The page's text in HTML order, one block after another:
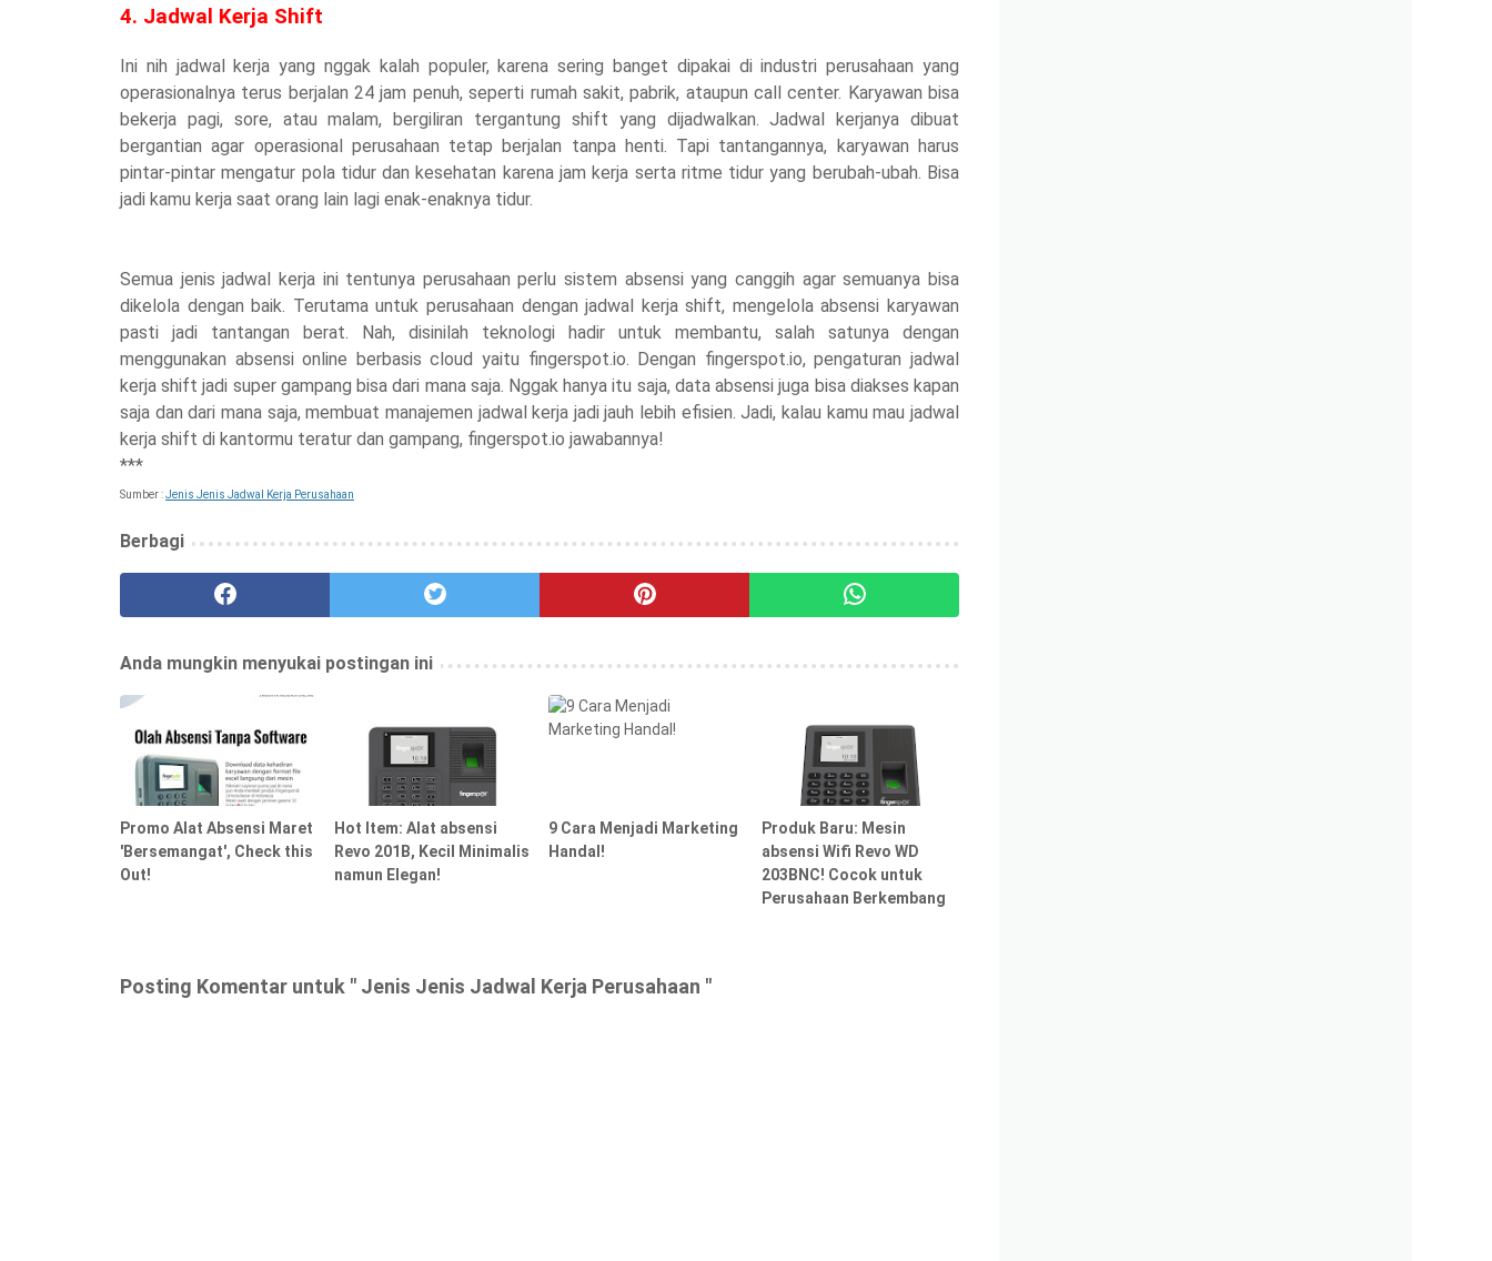
4. Jadwal Kerja Shift
Ini nih jadwal kerja yang nggak kalah populer, karena sering banget dipakai di industri perusahaan yang
operasionalnya terus berjalan 24 jam penuh, seperti rumah sakit, pabrik, ataupun call center. Karyawan bisa
bekerja pagi, sore, atau malam, bergiliran tergantung shift yang dijadwalkan. Jadwal kerjanya dibuat
bergantian agar operasional perusahaan tetap berjalan tanpa henti. Tapi tantangannya, karyawan harus
pintar-pintar mengatur pola tidur dan kesehatan karena jam kerja serta ritme tidur yang berubah-ubah. Bisa
jadi kamu kerja saat orang lain lagi enak-enaknya tidur.
Semua jenis jadwal kerja ini tentunya perusahaan perlu sistem absensi yang canggih agar semuanya bisa
dikelola dengan baik. Terutama untuk perusahaan dengan jadwal kerja shift, mengelola absensi karyawan
pasti jadi tantangan berat. Nah, disinilah teknologi hadir untuk membantu, salah satunya dengan
menggunakan absensi online berbasis cloud yaitu fingerspot.io. Dengan fingerspot.io, pengaturan jadwal
kerja shift jadi super gampang bisa dari mana saja. Nggak hanya itu saja, data absensi juga bisa diakses kapan
saja dan dari mana saja, membuat manajemen jadwal kerja jadi jauh lebih efisien. Jadi, kalau kamu mau jadwal
kerja shift di kantormu teratur dan gampang, fingerspot.io jawabannya!
***
Sumber :Jenis Jenis Jadwal Kerja Perusahaan
Berbagi
Anda mungkin menyukai postingan ini
Promo Alat Absensi Maret
'Bersemangat', Check this
Out!
Hot Item: Alat absensi
Revo 201B, Kecil Minimalis
namun Elegan!
9 Cara Menjadi Marketing
Handal!
Produk Baru: Mesin
absensi Wifi Revo WD
203BNC! Cocok untuk
Perusahaan Berkembang
Posting Komentar untuk " Jenis Jenis Jadwal Kerja Perusahaan "